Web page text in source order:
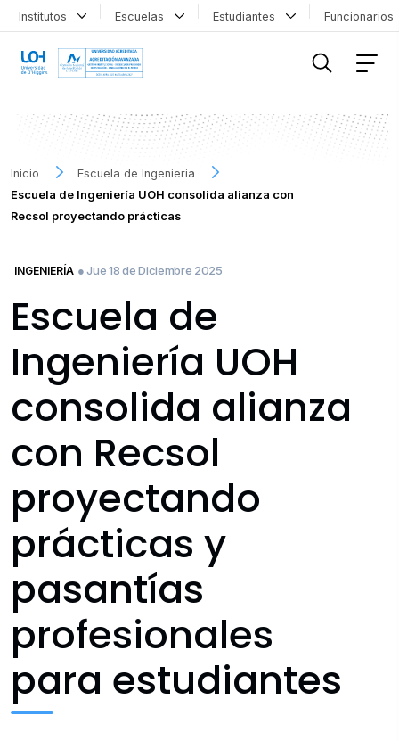
Institutos Escuelas Estudiantes
Inicio
Escuela de Ingenieria
Escuela de Ingeniería UOH consolida alianza con
Recsol proyectando prácticas
INGENIERÍA ● Jue 18 de Diciembre 2025
Escuela de
Ingeniería UOH
consolida alianza
con Recsol
proyectando
prácticas y
pasantías
profesionales
para estudiantes